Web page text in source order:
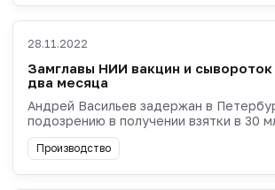
28.11.2022
Замглавы НИИ вакцин и сывороток
два месяца
Андрей Васильев задержан в
подозрению в получении взятки в 30
Производство